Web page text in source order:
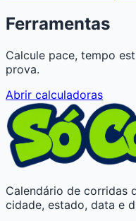
Ferramentas
Calcule pace, tempo
prova.
Abrir calculadoras
Calendário de corridas
cidade, estado, data e